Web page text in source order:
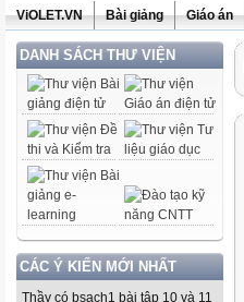
ViOLET.VN Bài giảng Giáo án
DANH SÁCH THƯ VIỆN
CÁC Ý KIẾN MỚI NHẤT
Thầy có bsach1 bài tập 10 và 11